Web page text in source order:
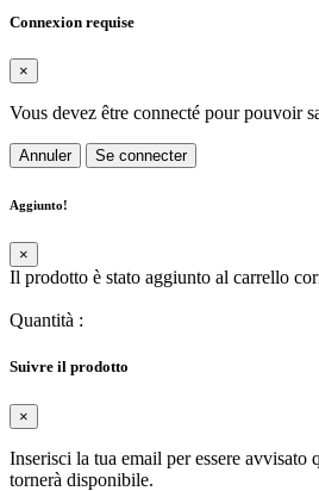
Connexion requise
×
Vous devez être connecté pour pouvoir
Annuler Se connecter
Aggiunto!
×
Il prodotto è stato aggiunto al carrello
Quantità :
Suivre il prodotto
×
Inserisci la tua email per essere avvisato
tornerà disponibile.